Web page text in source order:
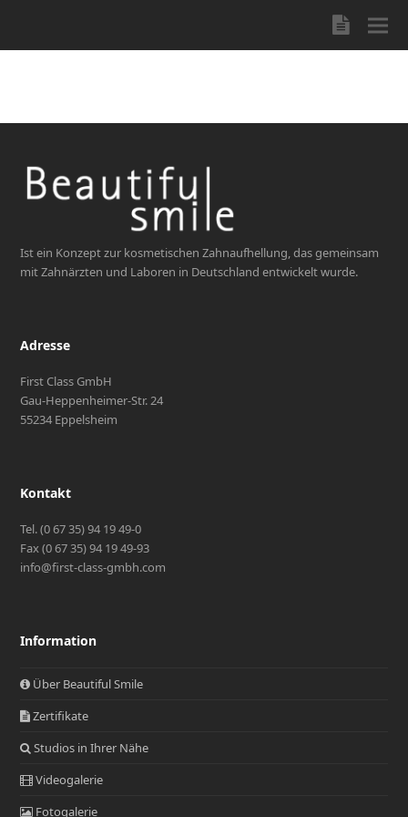
Blog
Ist ein Konzept zur kosmetischen Zahnaufhellung, das gemeinsam
mit Zahnärzten und Laboren in Deutschland entwickelt wurde.
Adresse
First Class GmbH
Gau-Heppenheimer-Str. 24
55234 Eppelsheim
Kontakt
Tel. (0 67 35) 94 19 49-0
Fax (0 67 35) 94 19 49-93
info@first-class-gmbh.com
Information
Über Beautiful Smile
Zertifikate
Studios in Ihrer Nähe
Videogalerie
Fotogalerie